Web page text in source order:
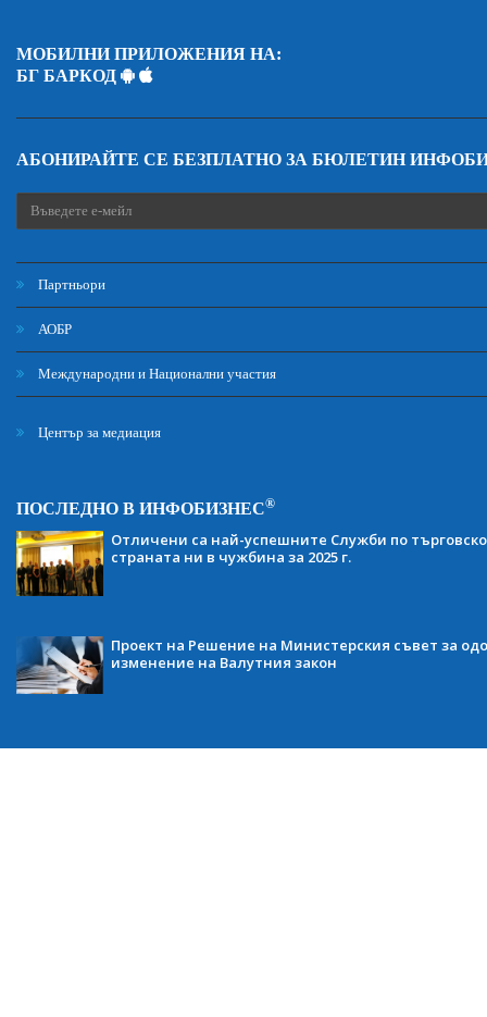
МОБИЛНИ ПРИЛОЖЕНИЯ НА:
БГ БАРКОД
АБОНИРАЙТЕ СЕ БЕЗПЛАТНО ЗА БЮЛЕТИН
Партньори
АОБР
Международни и Национални участия
Център за медиация
ПОСЛЕДНО В ИНФОБИЗНЕС®
Отличени са най-успешните Служби по
страната ни в чужбина за 2025 г.
Проект на Решение на Министерския съвет за
изменение на Валутния закон